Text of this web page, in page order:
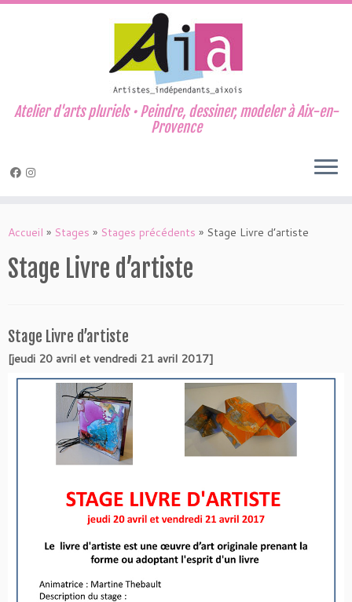
au
Atelier d'arts pluriels • Peindre, dessiner, modeler à Aix-en-
Provence
Accueil » Stages » Stages précédents » Stage Livre d’artiste
Stage Livre d’artiste
Stage Livre d’artiste
[jeudi 20 avril et vendredi 21 avril 2017]